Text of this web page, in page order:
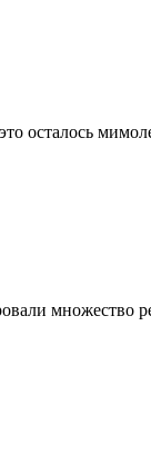
осталось